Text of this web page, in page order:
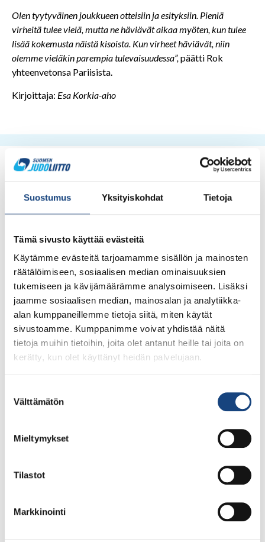
Suostumus Yksityiskohdat Tietoja
Tämä sivusto käyttää evästeitä
Käytämme evästeitä tarjoamamme sisällön ja mainosten
räätälöimiseen, sosiaalisen median ominaisuuksien
tukemiseen ja kävijämäärämme analysoimiseen. Lisäksi
jaamme sosiaalisen median, mainosalan ja analytiikka-
alan kumppaneillemme tietoja siitä, miten käytät
sivustoamme. Kumppanimme voivat yhdistää näitä
tietoja muihin tietoihin, joita olet antanut heille tai joita on
kerätty, kun olet käyttänyt heidän palvelujaan.
valinta
Välttämätön
Mieltymykset
Tilastot
Markkinointi
Olen tyytyväinen joukkueen otteisiin ja esityksiin. Pieniä
virheitä tulee vielä, mutta ne häviävät aikaa myöten, kun tulee
lisää kokemusta näistä kisoista. Kun virheet häviävät, niin
olemme vieläkin parempia tulevaisuudessa”,päätti Rok
yhteenvetonsa Pariisista.
Kirjoittaja: Esa Korkia-aho
1.8.2026 alkaen
Voit 1.8.2026 lähtien ostaa Judoliiton lisenssin kaudelle
1.8.2026 – 31.7.2027 Suomisportissa. Uuden kauden